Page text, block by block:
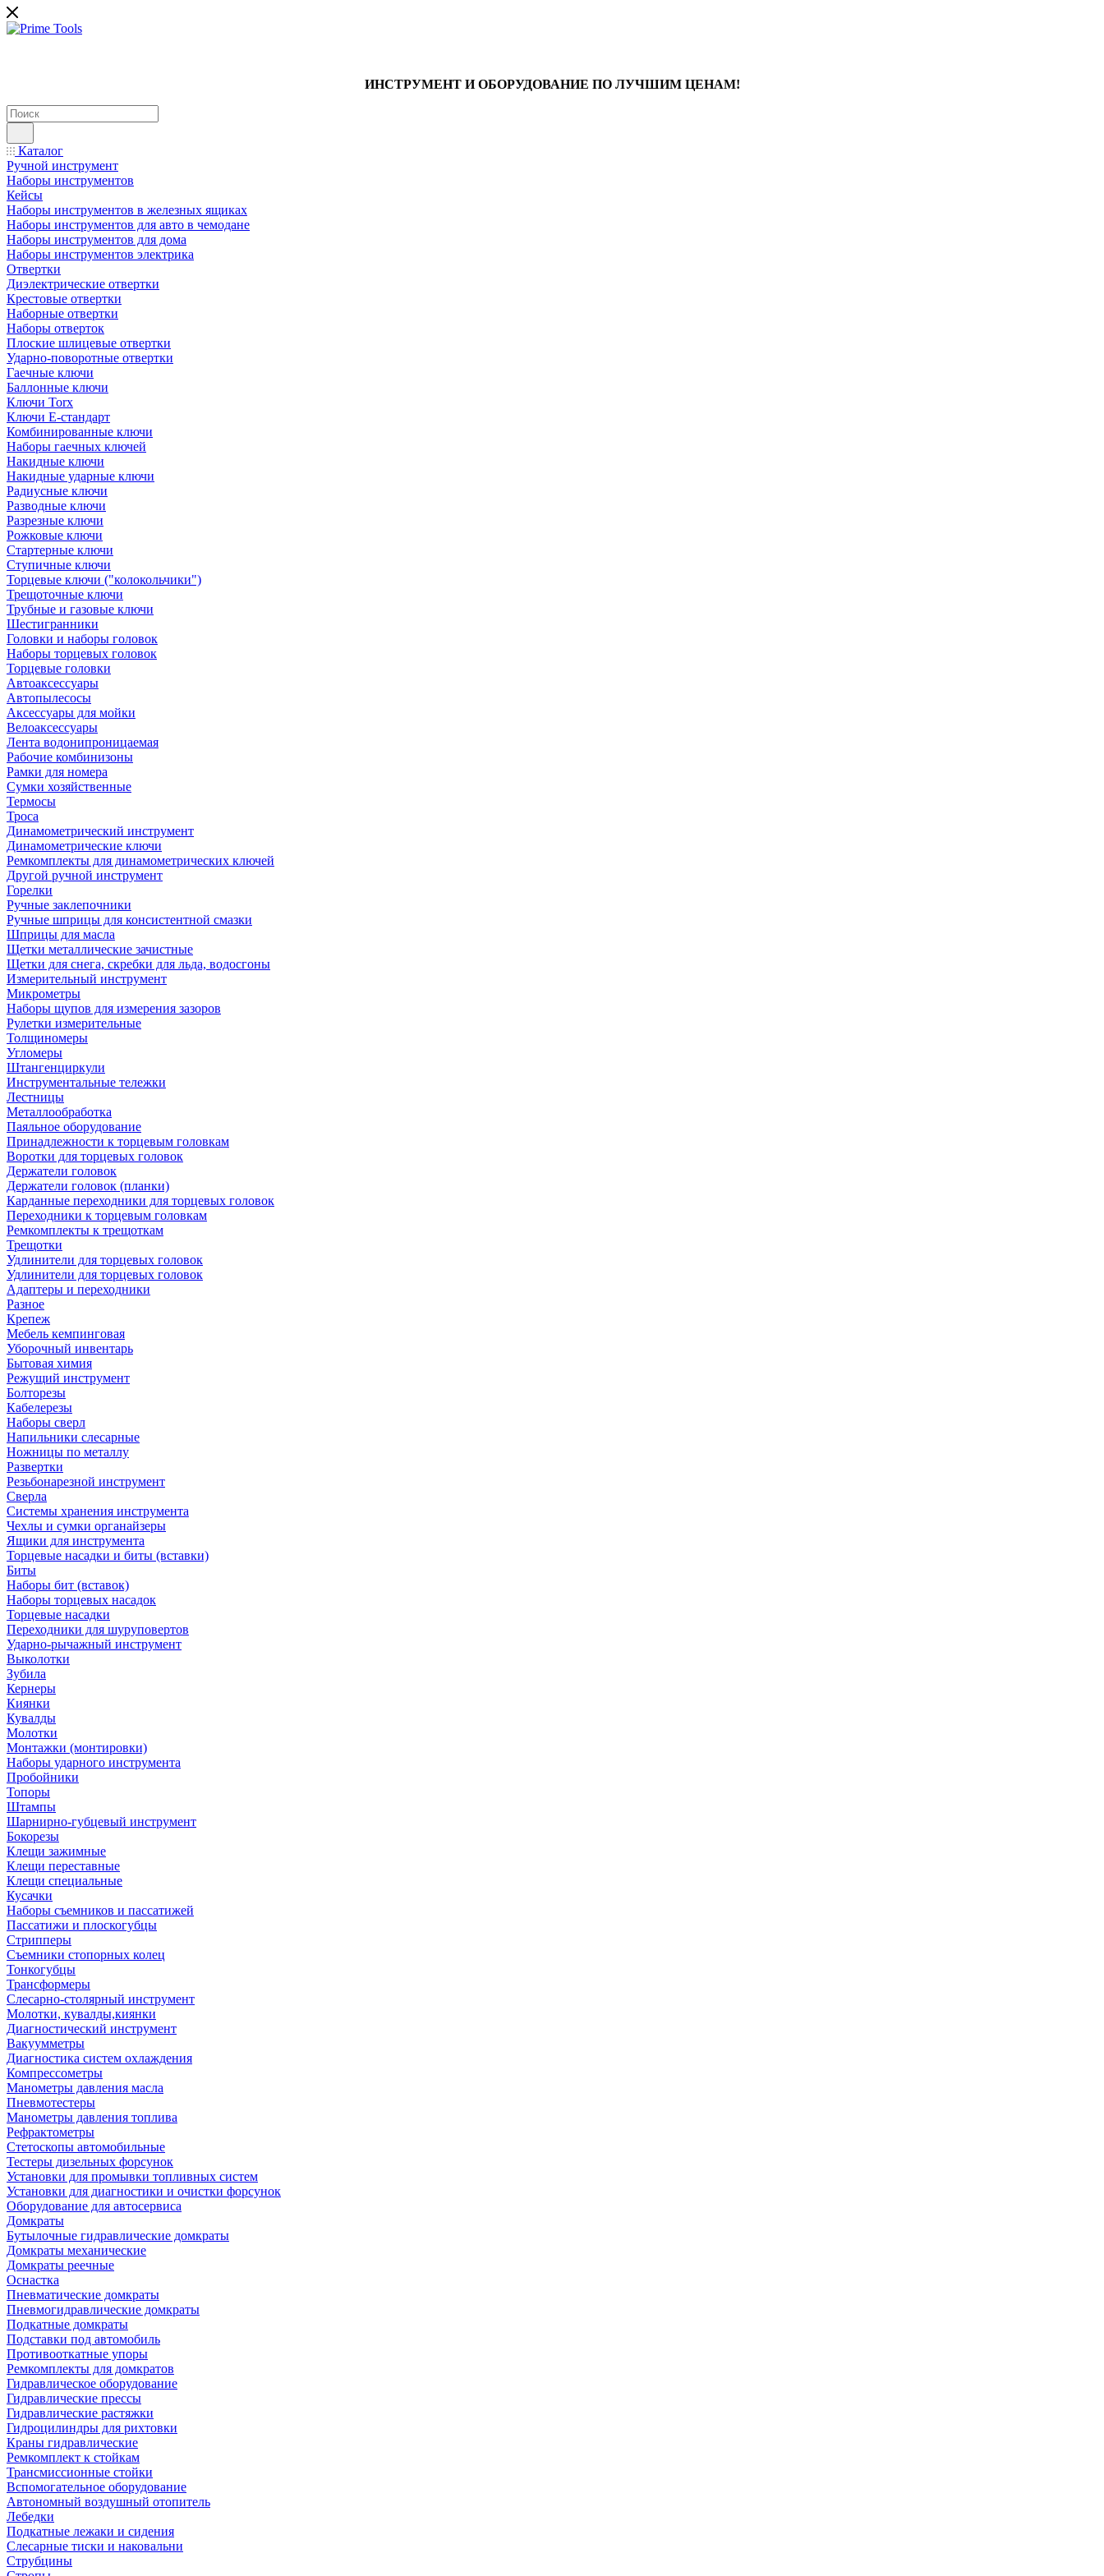
ИНСТРУМЕНТ И ОБОРУДОВАНИЕ ПО ЛУЧШИМ ЦЕНАМ!
Каталог
Ручной инструмент
Наборы инструментов
Кейсы
Наборы инструментов в железных ящиках
Наборы инструментов для авто в чемодане
Наборы инструментов для дома
Наборы инструментов электрика
Отвертки
Диэлектрические отвертки
Крестовые отвертки
Наборные отвертки
Наборы отверток
Плоские шлицевые отвертки
Ударно-поворотные отвертки
Гаечные ключи
Баллонные ключи
Ключи Torx
Ключи Е-стандарт
Комбинированные ключи
Наборы гаечных ключей
Накидные ключи
Накидные ударные ключи
Радиусные ключи
Разводные ключи
Разрезные ключи
Рожковые ключи
Стартерные ключи
Ступичные ключи
Торцевые ключи ("колокольчики")
Трещоточные ключи
Трубные и газовые ключи
Шестигранники
Головки и наборы головок
Наборы торцевых головок
Торцевые головки
Автоаксессуары
Автопылесосы
Аксессуары для мойки
Велоаксессуары
Лента водонипроницаемая
Рабочие комбинизоны
Рамки для номера
Сумки хозяйственные
Термосы
Троса
Динамометрический инструмент
Динамометрические ключи
Ремкомплекты для динамометрических ключей
Другой ручной инструмент
Горелки
Ручные заклепочники
Ручные шприцы для консистентной смазки
Шприцы для масла
Щетки металлические зачистные
Щетки для снега, скребки для льда, водосгоны
Измерительный инструмент
Микрометры
Наборы щупов для измерения зазоров
Рулетки измерительные
Толщиномеры
Угломеры
Штангенциркули
Инструментальные тележки
Лестницы
Металлообработка
Паяльное оборудование
Принадлежности к торцевым головкам
Воротки для торцевых головок
Держатели головок
Держатели головок (планки)
Карданные переходники для торцевых головок
Переходники к торцевым головкам
Ремкомплекты к трещоткам
Трещотки
Удлинители для торцевых головок
Удлинители для торцевых головок
Адаптеры и переходники
Разное
Крепеж
Мебель кемпинговая
Уборочный инвентарь
Бытовая химия
Режущий инструмент
Болторезы
Кабелерезы
Наборы сверл
Напильники слесарные
Ножницы по металлу
Развертки
Резьбонарезной инструмент
Сверла
Системы хранения инструмента
Чехлы и сумки органайзеры
Ящики для инструмента
Торцевые насадки и биты (вставки)
Биты
Наборы бит (вставок)
Наборы торцевых насадок
Торцевые насадки
Переходники для шуруповертов
Ударно-рычажный инструмент
Выколотки
Зубила
Кернеры
Киянки
Кувалды
Молотки
Монтажки (монтировки)
Наборы ударного инструмента
Пробойники
Топоры
Штампы
Шарнирно-губцевый инструмент
Бокорезы
Клещи зажимные
Клещи переставные
Клещи специальные
Кусачки
Наборы съемников и пассатижей
Пассатижи и плоскогубцы
Стрипперы
Съемники стопорных колец
Тонкогубцы
Трансформеры
Слесарно-столярный инструмент
Молотки, кувалды,киянки
Диагностический инструмент
Вакуумметры
Диагностика систем охлаждения
Компрессометры
Манометры давления масла
Пневмотестеры
Манометры давления топлива
Рефрактометры
Стетоскопы автомобильные
Тестеры дизельных форсунок
Установки для промывки топливных систем
Установки для диагностики и очистки форсунок
Оборудование для автосервиса
Домкраты
Бутылочные гидравлические домкраты
Домкраты механические
Домкраты реечные
Оснастка
Пневматические домкраты
Пневмогидравлические домкраты
Подкатные домкраты
Подставки под автомобиль
Противооткатные упоры
Ремкомплекты для домкратов
Гидравлическое оборудование
Гидравлические прессы
Гидравлические растяжки
Гидроцилиндры для рихтовки
Краны гидравлические
Ремкомплект к стойкам
Трансмиссионные стойки
Вспомогательное оборудование
Автономный воздушный отопитель
Лебедки
Подкатные лежаки и сидения
Слесарные тиски и наковальни
Струбцины